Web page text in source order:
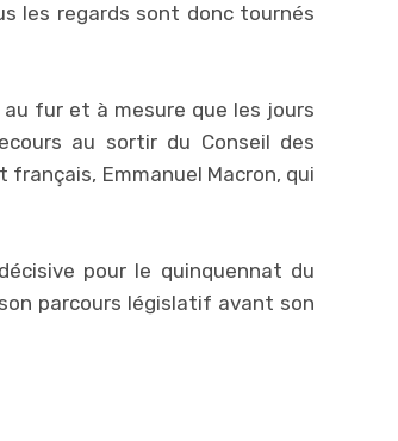
les regards sont donc tournés
fur et à mesure que les jours
au sortir du Conseil des
Emmanuel Macron, qui
pour le quinquennat du
parcours législatif avant son